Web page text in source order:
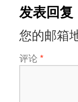
发表回复
您的邮箱
评论 *